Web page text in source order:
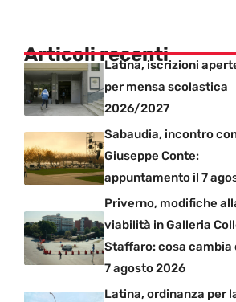
Articoli recenti
Latina, iscrizioni
per mensa scolastica
2026/2027
Sabaudia, incontro
Giuseppe Conte:
appuntamento il 7
Priverno, modifiche
viabilità in Galleria
Staffaro: cosa cambia
7 agosto 2026
Latina, ordinanza per